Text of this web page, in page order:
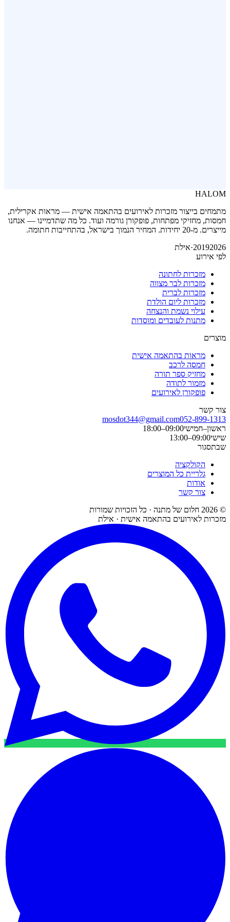
HALOM
מתמחים בייצור מזכרות לאירועים בהתאמה אישית — מראות אקרילית,
חמסות, מחזיקי מפתחות, פופקורן גורמה ועוד. כל מה שתדמיינו — אנחנו
מייצרים. מ-20 יחידות. המחיר הנמוך בישראל, בהתחייבות חתומה.
20192026
·אילת
לפי אירוע
מזכרות לחתונה
מזכרות לבר מצווה
מזכרות לברית
מזכרות ליום הולדת
עילוי נשמת והנצחה
מתנות לעובדים ומוסדות
מוצרים
מראות בהתאמה אישית
חמסה לרכב
מחזיק ספר תורה
מזמור לתודה
פופקורן לאירועים
צור קשר
052-899-1313
mosdot344@gmail.com
ראשון–חמישי09:00–18:00
שישי09:00–13:00
שבתסגור
הקולקציה
גלריית כל המוצרים
אודות
צור קשר
©
2026 חלום של מתנה · כל הזכויות שמורות
מזכרות לאירועים בהתאמה אישית · אילת